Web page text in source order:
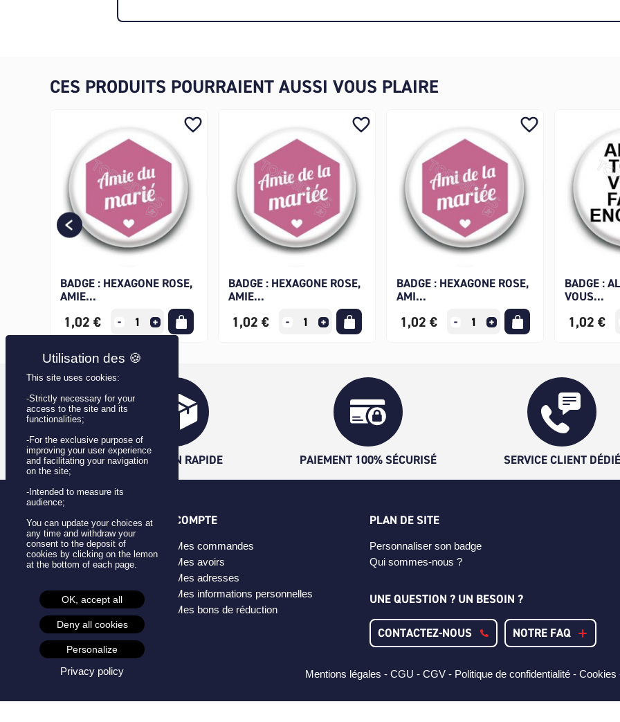
CES PRODUITS POURRAIENT AUSSI VOUS PLAIRE
BADGE : HEXAGONE ROSE,
AMIE...
1,02 €
favorite_border
BADGE : HEXAGONE ROSE,
AMIE...
1,02 €
favorite_border
BADGE : HEXAGONE ROSE,
AMI...
1,02 €
favorite_border
BADGE :
VOUS...
1,02 €
LIVRAISON RAPIDE PAIEMENT 100% SÉCURISÉ SERVICE CLIENT DÉDIÉ
CATÉGORIES
Badges
Pins
Créateurs
COMPTE
Mes commandes
Mes avoirs
Mes adresses
Mes informations personnelles
Mes bons de réduction
PLAN DE SITE
Personnaliser son badge
Qui sommes-nous ?
UNE QUESTION ? UN BESOIN ?
CONTACTEZ-NOUS NOTRE FAQ
Mentions légales - CGU - CGV - Politique de confidentialité - Cookies
This site uses cookies:
-Strictly necessary for your
access to the site and its
functionalities;
-For the exclusive purpose of
improving your user experience
and facilitating your navigation
on the site;
-Intended to measure its
audience;
You can update your choices at
any time and withdraw your
consent to the deposit of
cookies by clicking on the lemon
at the bottom of each page.
OK, accept all
Deny all cookies
Personalize
Privacy policy